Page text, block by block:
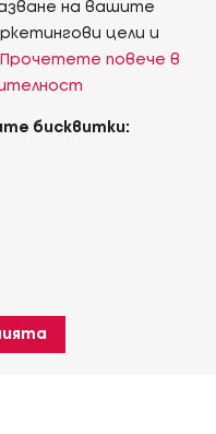
на вашите
цели и
Прочетете повече в
бисквитки: